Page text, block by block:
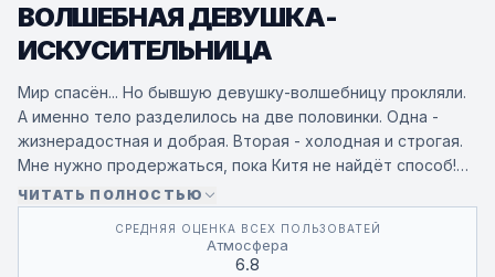
ВОЛШЕБНАЯ ДЕВУШКА-
ИСКУСИТЕЛЬНИЦА
Мир спасён... Но бывшую девушку-волшебницу прокляли.
А именно тело разделилось на две половинки. Одна -
жизнерадостная и добрая. Вторая - холодная и строгая.
Мне нужно продержаться, пока Китя не найдёт способ!
Всё ради тебя, Нуна!
ЧИТАТЬ ПОЛНОСТЬЮ
СРЕДНЯЯ ОЦЕНКА ВСЕХ ПОЛЬЗОВАТЕЙ
6.8
Атмосфера